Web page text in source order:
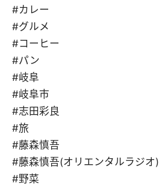
#カレー
#グルメ
#コーヒー
#パン
#岐阜
#岐阜市
#志田彩良
#旅
#藤森慎吾
#藤森慎吾(オリエンタルラジオ)
#野菜